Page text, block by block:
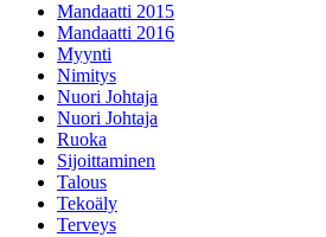
Mandaatti 2015
Mandaatti 2016
Myynti
Nimitys
Nuori Johtaja
Nuori Johtaja
Ruoka
Sijoittaminen
Talous
Tekoäly
Terveys